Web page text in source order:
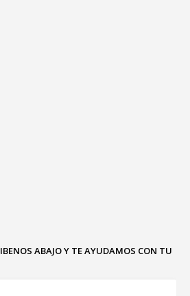
ABAJO Y TE AYUDAMOS CON TU